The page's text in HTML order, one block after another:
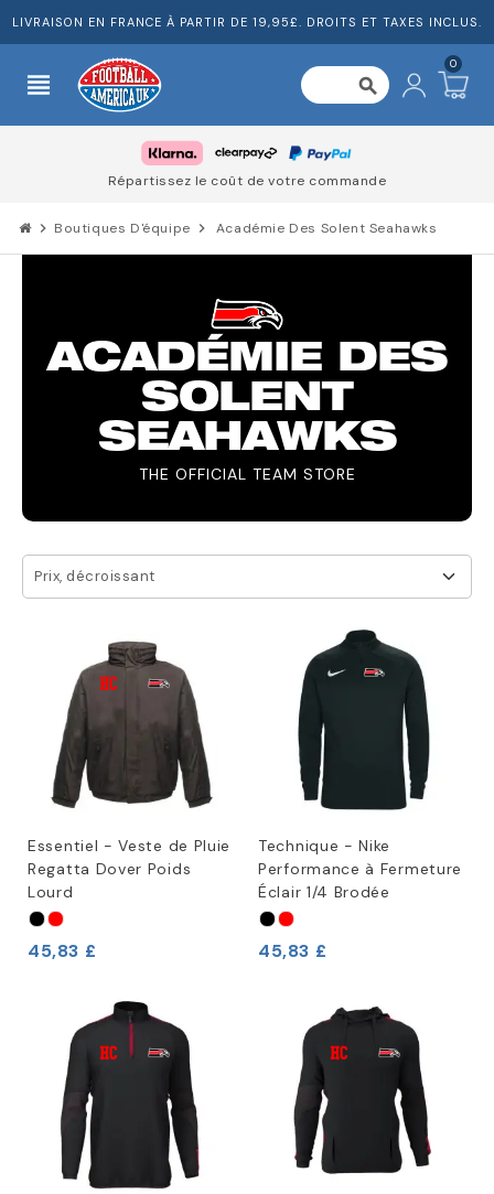
LIVRAISON EN FRANCE À PARTIR DE 19,95£. DROITS ET TAXES INCLUS.
view_headline search
0
Répartissez le coût de votre commande
chevron_right Boutiques D'équipe chevron_right Académie Des Solent Seahawks
ACADÉMIE DES
SOLENT
SEAHAWKS
THE OFFICIAL TEAM STORE
Prix, décroissant
Essentiel - Veste de Pluie
Regatta Dover Poids
Lourd
45,83 £
Technique - Nike
Performance à Fermeture
Éclair 1/4 Brodée
45,83 £